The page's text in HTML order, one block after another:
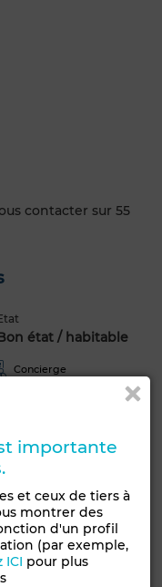
contacter sur 55
état / habitable
Concierge
importante
et ceux de tiers à
montrer des
d'un profil
(par exemple,
ICI pour plus